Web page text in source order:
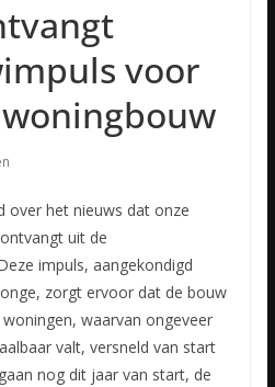
voor
over het nieuws dat onze
uit de
impuls, aangekondigd
zorgt ervoor dat de bouw
waarvan ongeveer
valt, versneld van start
nog dit jaar van start, de